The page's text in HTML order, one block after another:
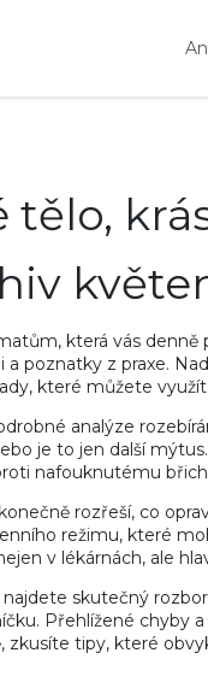
která vás denně
poznatky z praxe.
které můžete využít.
analýze
je to jen další
nafouknutému
rozřeší, co
režimu, které
v lékárnách, ale
skutečný
Přehlížené chyby
zkusíte tipy, které